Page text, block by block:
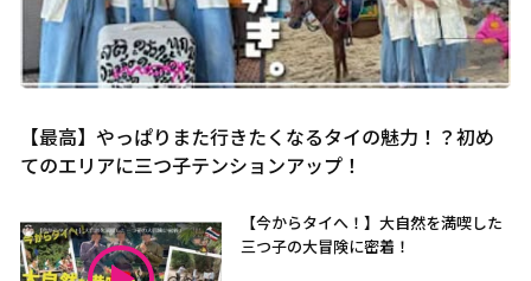
【最高】やっぱりまた行きたくなるタイの魅力！？初め
てのエリアに三つ子テンションアップ！
【今からタイへ！】大自然を満喫した
三つ子の大冒険に密着！